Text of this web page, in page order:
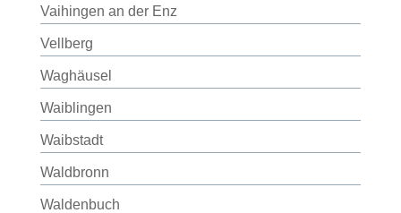
Vaihingen an der Enz
Vellberg
Waghäusel
Waiblingen
Waibstadt
Waldbronn
Waldenbuch